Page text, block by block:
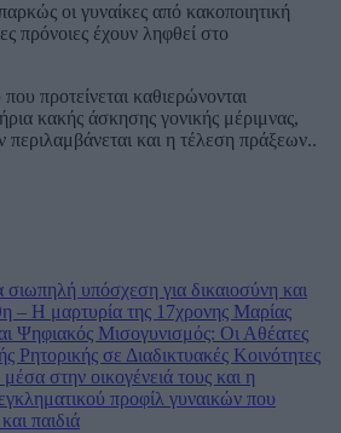
οι γυναίκες από κακοποιητική
πρόνοιες έχουν ληφθεί στο
προτείνεται καθιερώνονται
κακής άσκησης γονικής μέριμνας,
περιλαμβάνεται και η τέλεση πράξεων..
υπόσχεση για δικαιοσύνη και
– Η μαρτυρία της 17χρονης Μαρίας
Ψηφιακός Μισογυνισμός: Οι Αθέατες
Ρητορικής σε Διαδικτυακές Κοινότητες
στην οικογένειά τους και η
προφίλ γυναικών που
παιδιά